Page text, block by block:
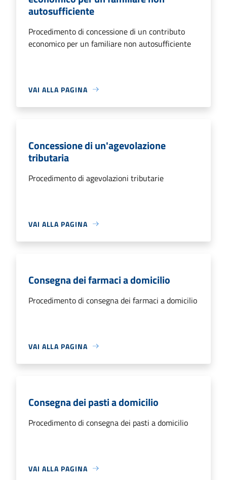
autosufficiente
Procedimento di concessione di un contributo
economico per un familiare non autosufficiente
VAI ALLA PAGINA
Concessione di un'agevolazione
tributaria
Procedimento di agevolazioni tributarie
VAI ALLA PAGINA
Consegna dei farmaci a domicilio
Procedimento di consegna dei farmaci a domicilio
VAI ALLA PAGINA
Consegna dei pasti a domicilio
Procedimento di consegna dei pasti a domicilio
VAI ALLA PAGINA